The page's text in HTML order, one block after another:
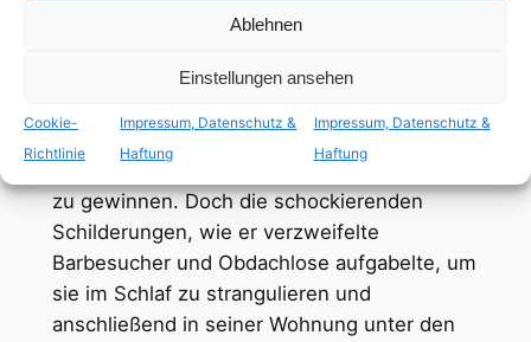
Ablehnen
Einstellungen ansehen
Cookie-
Richtlinie
Impressum, Datenschutz &
Haftung
Impressum, Datenschutz &
Haftung
Olsen) beschäftigt sich zu Studienzwecken
Mörder Norris (Steve Bongeorno). Sie lässt
zu gewinnen. Doch die schockierenden
Schilderungen, wie er verzweifelte
Barbesucher und Obdachlose aufgabelte, um
sie im Schlaf zu strangulieren und
anschließend in seiner Wohnung unter den